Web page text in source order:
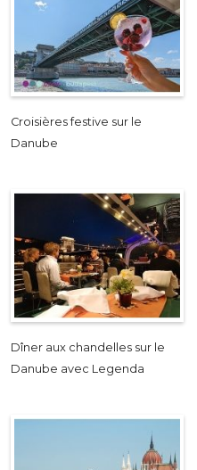
Croisières festive sur le
Danube
Dîner aux chandelles sur le
Danube avec Legenda